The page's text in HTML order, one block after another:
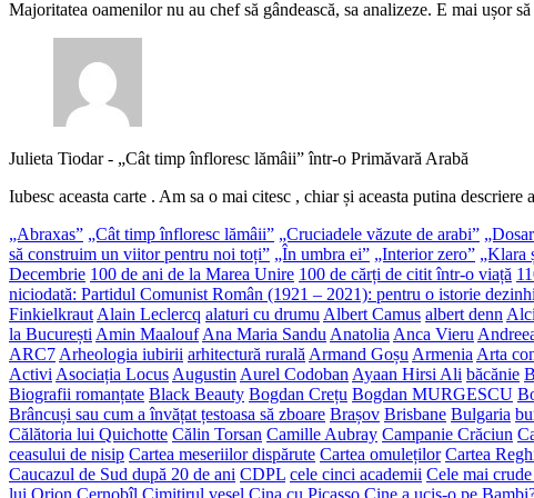
Majoritatea oamenilor nu au chef să gândească, sa analizeze. E mai ușor
Julieta Tiodar- „Cât timp înfloresc lămâii” într-o Primăvară Arabă
Iubesc aceasta carte . Am sa o mai citesc , chiar și aceasta putina
„Abraxas” „Cât timp înfloresc lămâii” „Cruciadele văzute de arabi”
să construim un viitor pentru noi toți” „În umbra ei” „Interior zero” „Klara
Decembrie 100 de ani de la Marea Unire 100 de cărți de citit într-o viață
niciodată: Partidul Comunist Român (1921 – 2021): pentru o istorie
Finkielkraut Alain Leclercq alaturi cu drumu Albert Camus albert denn
la București Amin Maalouf Ana Maria Sandu Anatolia Anca Vieru
ARC7 Arheologia iubirii arhitectură rurală Armand Goșu Armenia Arta
Activi Asociația Locus Augustin Aurel Codoban Ayaan Hirsi Ali băcănie
Biografii romanțate Black Beauty Bogdan Crețu Bogdan MURGESCU
Brâncuși sau cum a învățat țestoasa să zboare Brașov Brisbane Bulgaria
Călătoria lui Quichotte Călin Torsan Camille Aubray Campanie Crăciun
ceasului de nisip Cartea meseriilor dispărute Cartea omuleților Cartea
Caucazul de Sud după 20 de ani CDPL cele cinci academii Cele mai
lui Orion Cernobîl Cimitirul vesel Cina cu Picasso Cine a ucis-o pe